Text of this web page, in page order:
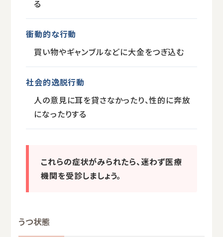
る
衝動的な行動
買い物やギャンブルなどに大金をつぎ込む
社会的逸脱行動
人の意見に耳を貸さなかったり、性的に奔放
になったりする
これらの症状がみられたら、迷わず医療
機関を受診しましょう。
うつ状態